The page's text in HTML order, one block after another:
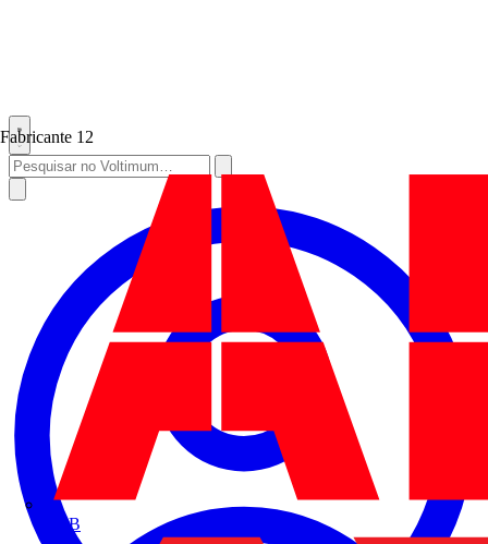
Fabricante 12
ABB